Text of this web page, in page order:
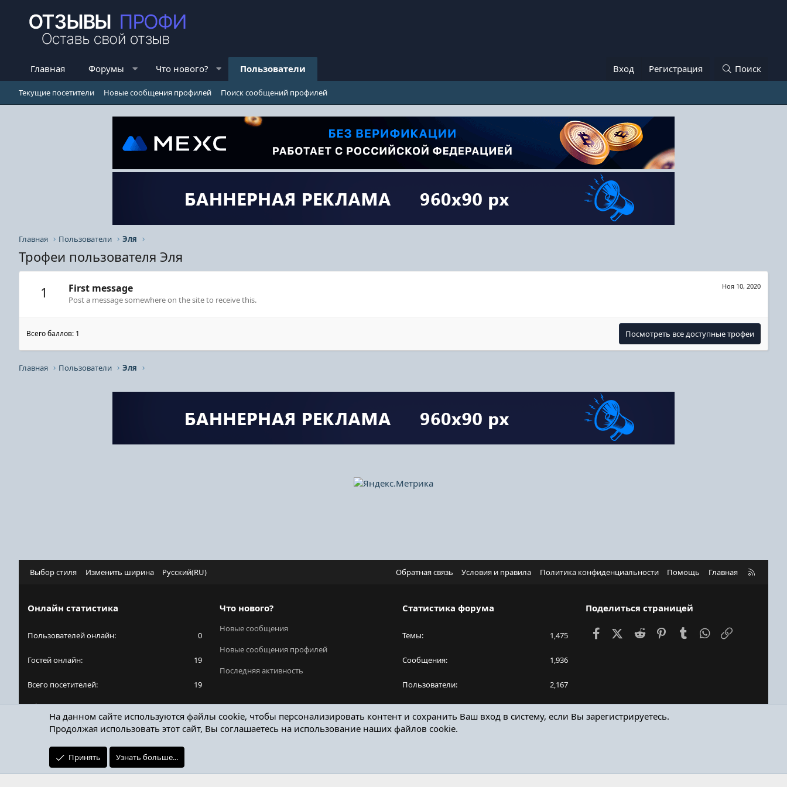
Главная Форумы Что нового? Пользователи Вход Регистрация Поиск
Текущие посетители Новые сообщения профилей Поиск сообщений профилей
Главная Пользователи Эля
Трофеи пользователя Эля
1 Ноя 10, 2020
First message
Post a message somewhere on the site to receive this.
Всего баллов: 1 Посмотреть все доступные трофеи
Главная Пользователи Эля
Выбор стиля Изменить ширина Русский(RU) Обратная связь Условия и правила Политика конфиденциальности Помощь Главная
R
Онлайн статистика
Пользователей онлайн 0
Гостей онлайн 19
Всего посетителей 19
Общее количество посетителей может включать
в себя скрытых пользователей.
Что нового?
Новые сообщения
Новые сообщения профилей
Последняя активность
Статистика форума
Темы 1,475
Сообщения 1,936
Пользователи 2,167
Поделиться страницей
FacebookX (Twitter)
Reddit PinterestTumblr WhatsApp
На данном сайте используются файлы cookie, чтобы персонализировать контент и сохранить Ваш вход в систему, если Вы зарегистрируетесь.
Продолжая использовать этот сайт, Вы соглашаетесь на использование наших файлов cookie.
Принять Узнать больше...